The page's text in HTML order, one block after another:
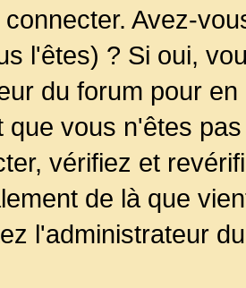
Avez-
l'êtes) ? Si oui,
du forum pour
que vous n'êtes
vérifiez et
de là que
l'administrateur